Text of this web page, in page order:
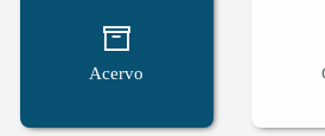
Acervo